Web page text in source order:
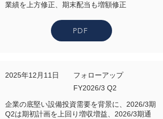
業績を上方修正、期末配当も増額修正
PDF
2025年12月11日
フォローアップ
FY2026/3 Q2
企業の底堅い設備投資需要を背景に、2026/3期
Q2は期初計画を上回り増収増益、2026/3期通